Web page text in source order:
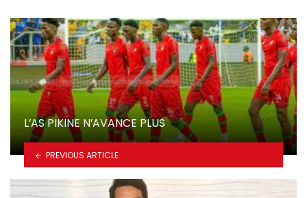
L’AS PIKINE N’AVANCE PLUS
PREVIOUS ARTICLE